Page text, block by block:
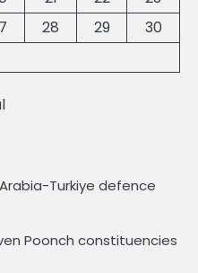
28 29
30
Turkiye defence
Poonch constituencies